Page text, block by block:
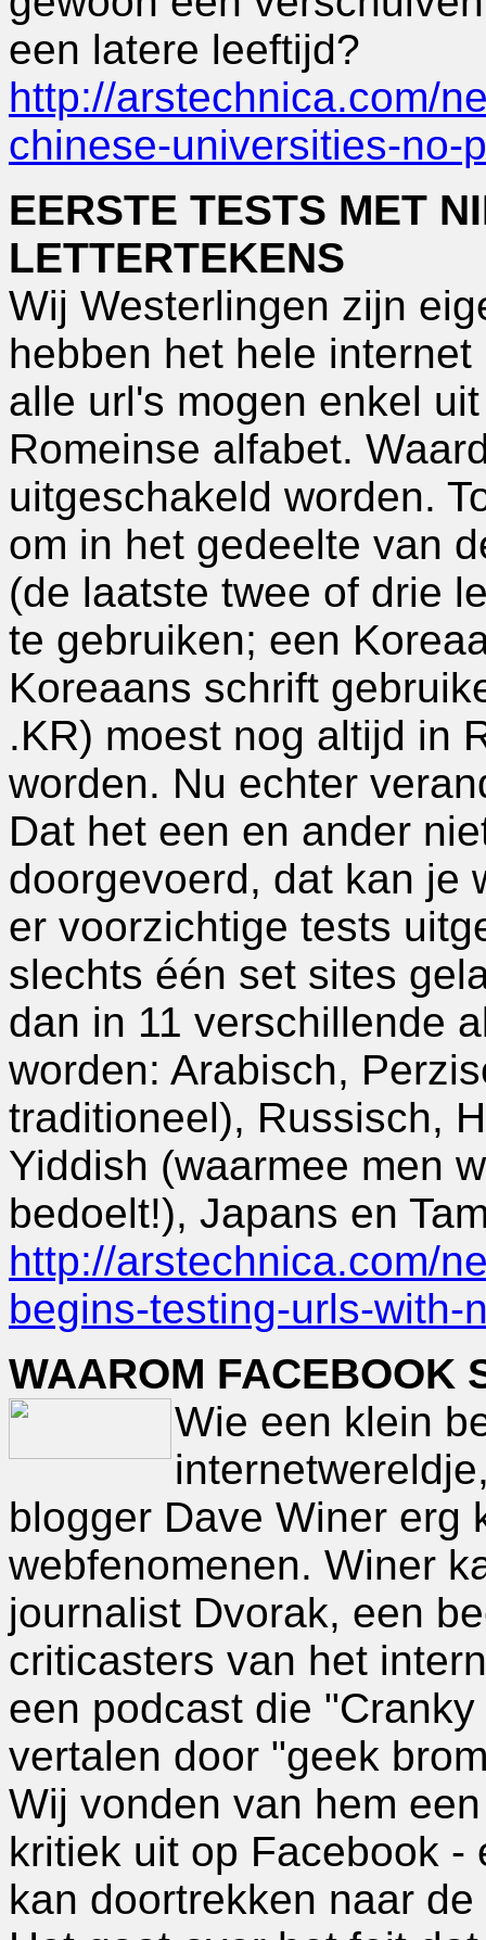
een latere leeftijd?
http://arstechnica.com/
chinese-universities-no-
EERSTE TESTS MET
LETTERTEKENS
Wij Westerlingen zijn
hebben het hele
alle url's mogen enkel
Romeinse alfabet.
uitgeschakeld worden.
om in het gedeelte van
(de laatste twee of drie
te gebruiken; een
Koreaans schrift
.KR) moest nog altijd in
worden. Nu echter
Dat het een en ander
doorgevoerd, dat kan je
er voorzichtige tests
slechts één set sites
dan in 11 verschillende
worden: Arabisch,
traditioneel), Russisch,
Yiddish (waarmee men
bedoelt!), Japans en
http://arstechnica.com/
begins-testing-urls-with-
WAAROM FACEBOOK
Wie een klein
blogger Dave Winer erg
webfenomenen. Winer
journalist Dvorak, een
criticasters van het
een podcast die
vertalen door "geek
Wij vonden van hem
kritiek uit op Facebook
kan doortrekken naar